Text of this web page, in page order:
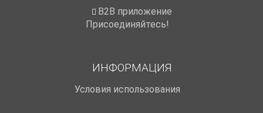
B2B приложение
Присоединяйтесь!
ИНФОРМАЦИЯ
Условия использования